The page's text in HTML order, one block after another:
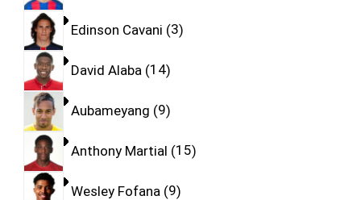
Edinson Cavani 3
David Alaba 14
Aubameyang 9
Anthony Martial 15
Wesley Fofana 9